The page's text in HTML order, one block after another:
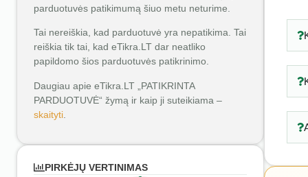
parduotuvės patikimumą šiuo metu neturime.
Tai nereiškia, kad parduotuvė yra nepatikima. Tai
reiškia tik tai, kad eTikra.LT dar neatliko
papildomo šios parduotuvės patikrinimo.
Daugiau apie eTikra.LT „PATIKRINTA
PARDUOTUVĖ“ žymą ir kaip ji suteikiama –
skaityti
PIRKĖJŲ VERTINIMAS